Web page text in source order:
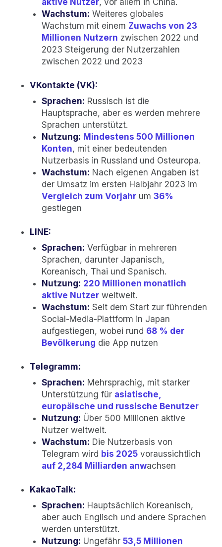
aktive Nutzer, vor allem in China.
Wachstum: Weiteres globales
Wachstum mit einem Zuwachs von 23
Millionen Nutzern zwischen 2022 und
2023 Steigerung der Nutzerzahlen
zwischen 2022 und 2023
VKontakte (VK):
Sprachen: Russisch ist die
Hauptsprache, aber es werden mehrere
Sprachen unterstützt.
Nutzung: Mindestens 500 Millionen
Konten, mit einer bedeutenden
Nutzerbasis in Russland und Osteuropa.
Wachstum: Nach eigenen Angaben ist
der Umsatz im ersten Halbjahr 2023 im
Vergleich zum Vorjahr um 36%
gestiegen
LINE:
Sprachen: Verfügbar in mehreren
Sprachen, darunter Japanisch,
Koreanisch, Thai und Spanisch.
Nutzung: 220 Millionen monatlich
aktive Nutzer weltweit.
Wachstum: Seit dem Start zur führenden
Social-Media-Plattform in Japan
aufgestiegen, wobei rund 68 % der
Bevölkerung die App nutzen
Telegramm:
Sprachen: Mehrsprachig, mit starker
Unterstützung für asiatische,
europäische und russische Benutzer
Nutzung: Über 500 Millionen aktive
Nutzer weltweit.
Wachstum: Die Nutzerbasis von
Telegram wird bis 2025 voraussichtlich
auf 2,284 Milliarden anwachsen
KakaoTalk:
Sprachen: Hauptsächlich Koreanisch,
aber auch Englisch und andere Sprachen
werden unterstützt.
Nutzung: Ungefähr 53,5 Millionen